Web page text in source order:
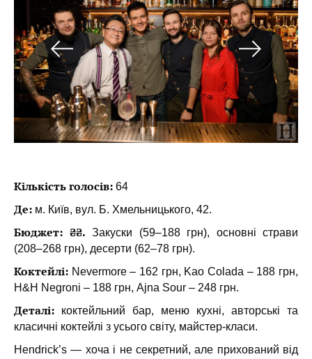
Кількість голосів: 64
Де: м. Київ, вул. Б. Хмельницького, 42.
Бюджет: ₴₴. Закуски (59–188 грн), основні страви
(208–268 грн), десерти (62–78 грн).
Коктейлі: Nevermore – 162 грн, Kao Colada – 188 грн,
H&H Negroni – 188 грн, Ajna Sour – 248 грн.
Деталі: коктейльний бар, меню кухні, авторські та
класичні коктейлі з усього світу, майстер-класи.
Hendrick’s — хоча і не секретний, але прихований від